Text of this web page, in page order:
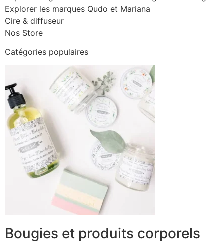
Explorer les marques Qudo et Mariana
Cire & diffuseur
Nos Store
Catégories populaires
Bougies et produits corporels